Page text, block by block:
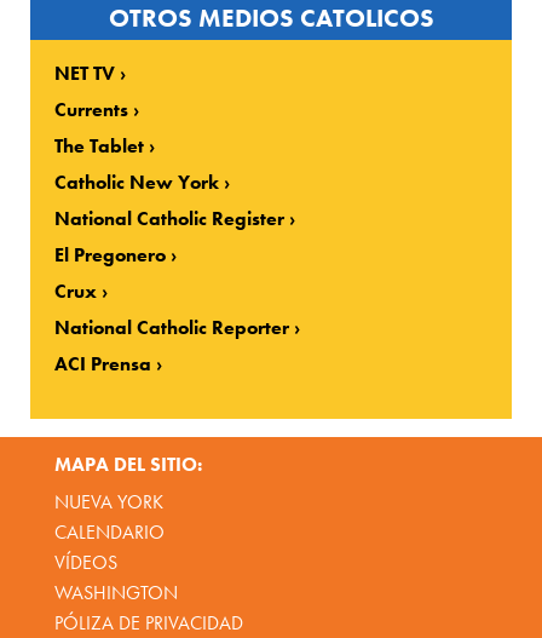
OTROS MEDIOS CATOLICOS
NET TV
Currents
The Tablet
Catholic New York
National Catholic Register
El Pregonero
Crux
National Catholic Reporter
ACI Prensa
MAPA DEL SITIO:
NUEVA YORK
CALENDARIO
VÍDEOS
WASHINGTON
PÓLIZA DE PRIVACIDAD